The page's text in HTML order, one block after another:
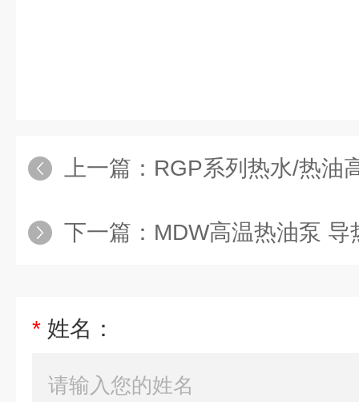
上一篇： RGP系列热水/热油
下一篇： MDW高温热油泵 导
* 姓名：